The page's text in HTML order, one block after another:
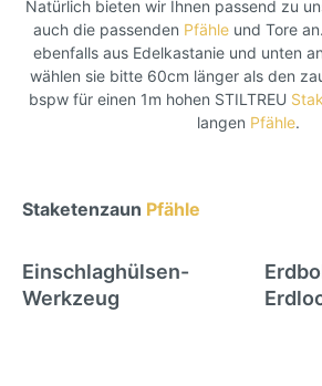
Natürlich bieten wir Ihnen passend zu
auch die passenden Pfähleund Tore
ebenfalls aus Edelkastanie und unten
wählen sie bitte 60cm länger als den
bspw für einen 1m hohen STILTREU
langen Pfähle.
Staketenzaun Pfähle
Einschlaghülsen-
Werkzeug